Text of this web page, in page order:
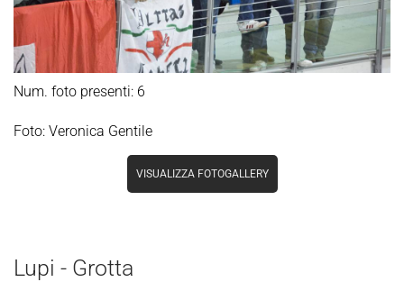
Num. foto presenti: 6
Foto: Veronica Gentile
VISUALIZZA FOTOGALLERY
Lupi - Grotta